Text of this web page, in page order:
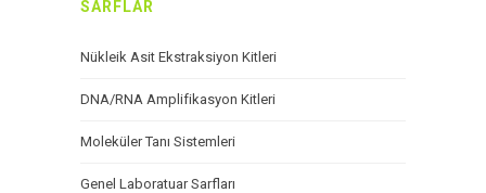
SARFLAR
Nükleik Asit Ekstraksiyon Kitleri
DNA/RNA Amplifikasyon Kitleri
Moleküler Tanı Sistemleri
Genel Laboratuar Sarfları